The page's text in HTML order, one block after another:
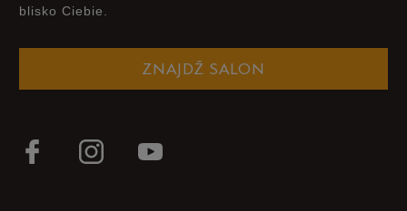
blisko Ciebie.
ZNAJDŹ SALON